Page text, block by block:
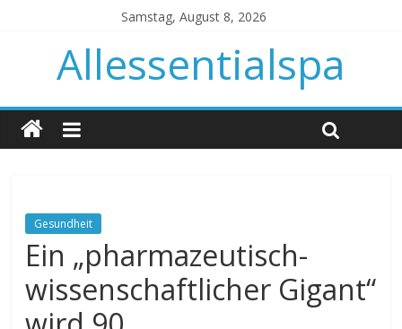
Samstag, August 8, 2026
Allessentialspa
Gesundheit
Ein „pharmazeutisch-
wissenschaftlicher Gigant“